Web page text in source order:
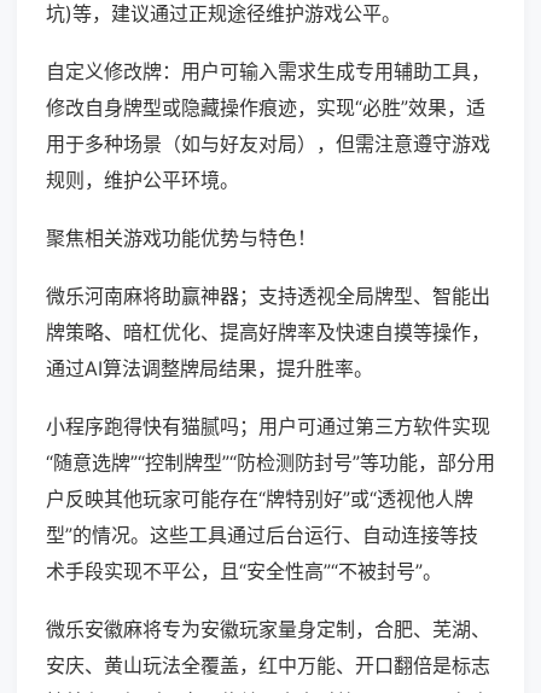
坑)等，建议通过正规途径维护游戏公平。
自定义修改牌：用户可输入需求生成专用辅助工具，
修改自身牌型或隐藏操作痕迹，实现“必胜”效果，适
用于多种场景（如与好友对局），但需注意遵守游戏
规则，维护公平环境。
聚焦相关游戏功能优势与特色！
微乐河南麻将助赢神器；支持透视全局牌型、智能出
牌策略、暗杠优化、提高好牌率及快速自摸等操作，
通过AI算法调整牌局结果，提升胜率。
小程序跑得快有猫腻吗；用户可通过第三方软件实现
“随意选牌”“控制牌型”“防检测防封号”等功能，部分用
户反映其他玩家可能存在“牌特别好”或“透视他人牌
型”的情况。这些工具通过后台运行、自动连接等技
术手段实现不平公，且“安全性高”“不被封号”。
微乐安徽麻将专为安徽玩家量身定制，合肥、芜湖、
安庆、黄山玩法全覆盖，红中万能、开口翻倍是标志